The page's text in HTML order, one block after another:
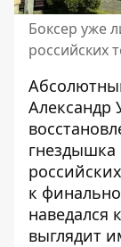
Боксер уже
российских
Александр
гнездышка
к
наведался
выглядит